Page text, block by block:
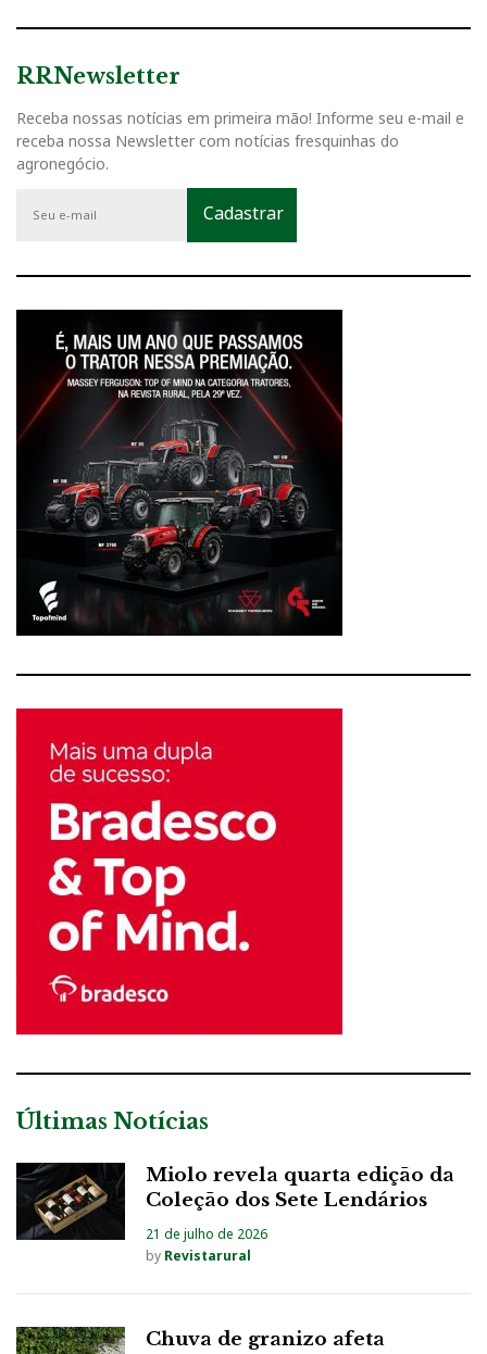
RRNewsletter
Receba nossas notícias em primeira mão! Informe seu e-mail e
receba nossa Newsletter com notícias fresquinhas do
agronegócio.
Últimas Notícias
Miolo revela quarta edição da
Coleção dos Sete Lendários
21 de julho de 2026
by Revistarural
Chuva de granizo afeta